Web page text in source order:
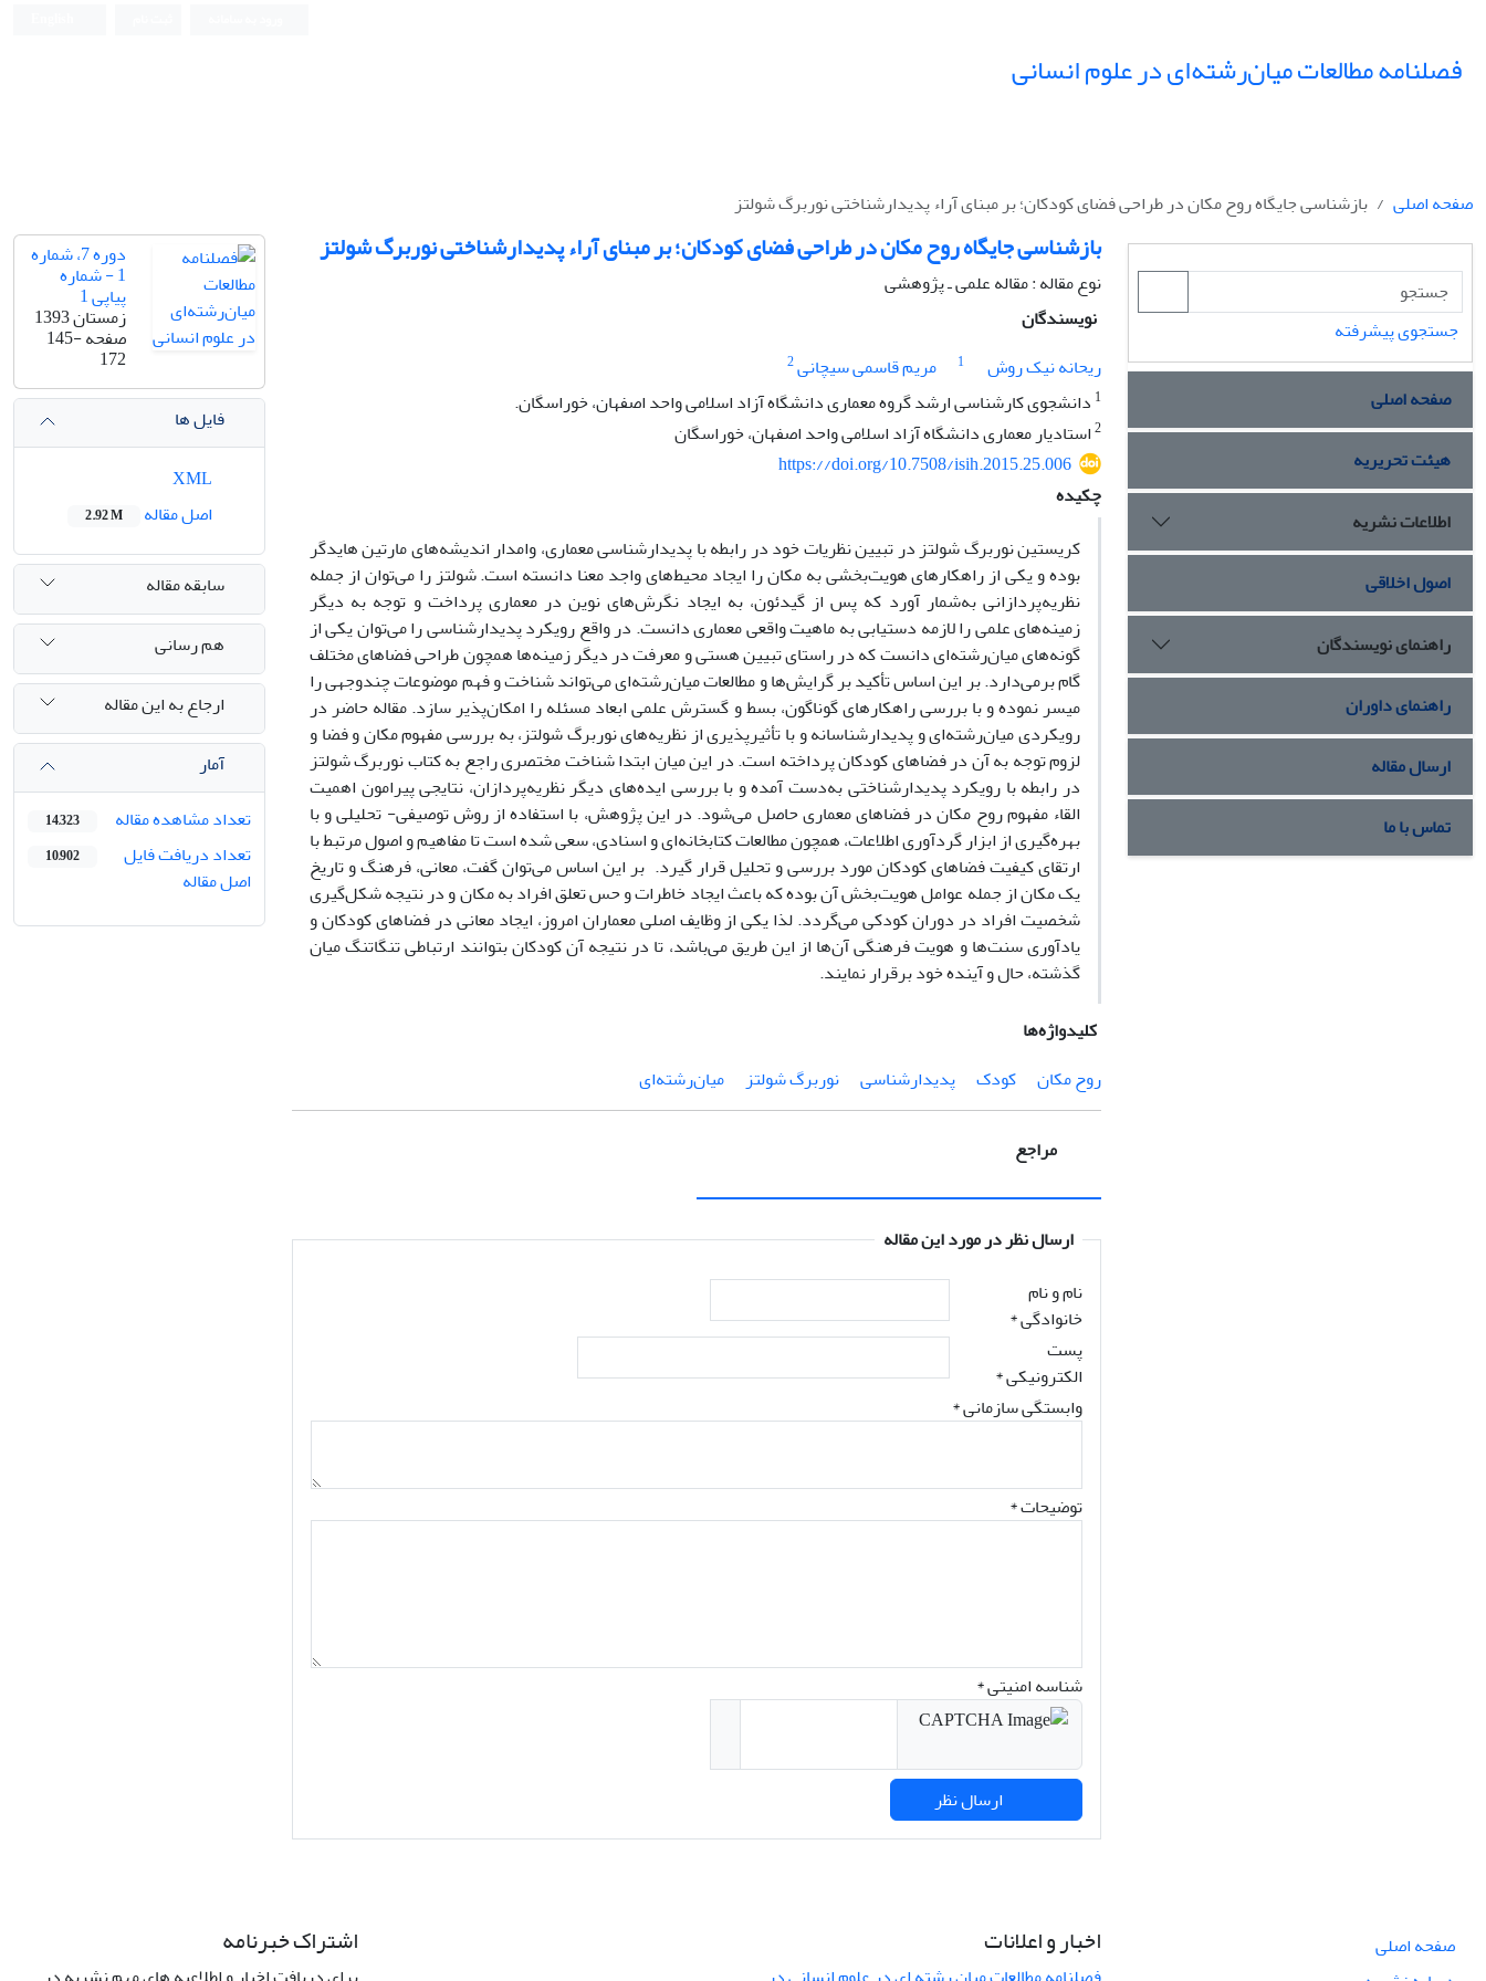
فصلنامه مطالعات میان‌رشته‌ای در علوم انسانی
صفحه اصلی بازشناسی جایگاه روح مکان در طراحی فضای کودکان؛ بر مبنای آراء پدیدارشناختی نوربرگ شولتز
بازشناسی جایگاه روح مکان در طراحی فضای کودکان؛ بر مبنای آراء پدیدارشناختی نوربرگ شولتز
نوع مقاله : مقاله علمی ـ پژوهشی
نویسندگان
ریحانه نیک روش
1 مریم قاسمی سیچانی2
1 دانشجوی کارشناسی ارشد گروه معماری دانشگاه آزاد اسلامی واحد اصفهان، خوراسگان.
2استادیار معماری دانشگاه آزاد اسلامی واحد اصفهان، خوراسگان
https://doi.org/10.7508/isih.2015.25.006
چکیده
کریستین نوربرگ شولتز در تبیین نظریات خود در رابطه با پدیدارشناسی معماری، وامدار اندیشه‌های مارتین هایدگر
بوده و یکی از راهکارهای هویت‌بخشی به مکان را ایجاد محیط‌های واجد معنا دانسته است. شولتز را می‌توان از جمله
نظریه‌پردازانی به‌شمار آورد که پس از گیدئون، به ایجاد نگرش‌های نوین در معماری پرداخت و توجه به دیگر
زمینه‌های علمی را لازمه دستیابی به ماهیت واقعی معماری دانست. در واقع رویکرد پدیدارشناسی را می‌توان یکی از
گونه‌های میان‌رشته‌ای دانست که در راستای تبیین هستی و معرفت در دیگر زمینه‌ها همچون طراحی فضاهای مختلف
گام برمی‌دارد. بر این اساس تأکید بر گرایش‌ها و مطالعات میان‌رشته‌ای می‌تواند شناخت و فهم موضوعات چندوجهی را
میسر نموده و با بررسی راهکارهای گوناگون، بسط و گسترش علمی ابعاد مسئله را امکان‌پذیر سازد. مقاله حاضر در
رویکردی میان‌رشته‌ای و پدیدارشناسانه و با تأثیرپذیری از نظریه‌های نوربرگ شولتز، به بررسی مفهوم مکان و فضا و
لزوم توجه به آن در فضاهای کودکان پرداخته است. در این میان ابتدا شناخت مختصری راجع به کتاب نوربرگ شولتز
در رابطه با رویکرد پدیدارشناختی به‌دست آمده و با بررسی ایده‌های دیگر نظریه‌پردازان، نتایجی پیرامون اهمیت
القاء مفهوم روح مکان در فضاهای معماری حاصل می‌شود. در این پژوهش، با استفاده از روش توصیفی- تحلیلی و با
بهره‌گیری از ابزار گردآوری اطلاعات، همچون مطالعات کتابخانه‌ای و اسنادی، سعی شده است تا مفاهیم و اصول مرتبط با
ارتقای کیفیت فضاهای کودکان مورد بررسی و تحلیل قرار گیرد. بر این اساس می‌توان گفت، معانی، فرهنگ و تاریخ
یک مکان از جمله عوامل هویت‌بخش آن بوده که باعث ایجاد خاطرات و حس تعلق افراد به مکان و در نتیجه شکل‌گیری
شخصیت افراد در دوران کودکی می‌گردد. لذا یکی از وظایف اصلی معماران امروز، ایجاد معانی در فضاهای کودکان و
یادآوری سنت‌ها و هویت فرهنگی آن‌ها از این طریق می‌باشد، تا در نتیجه آن کودکان بتوانند ارتباطی تنگاتنگ میان
گذشته، حال و آینده خود برقرار نمایند.
کلیدواژه‌ها
روح مکان
کودک پدیدارشناسی نوربرگ شولتز میان‌رشته‌ای
مراجع
ارسال نظر در مورد این مقاله
نام و نام
خانوادگی*
پست
الکترونیکی*
وابستگی سازمانی *
توضیحات *
شناسه امنیتی *
دوره 7، شماره
1 - شماره
پیاپی 1
زمستان 1393
صفحه145-
172
فایل ها
اصل مقاله
2.92 M
سابقه مقاله
هم رسانی
ارجاع به این مقاله
آمار
تعداد مشاهده مقاله
14,323
تعداد دریافت فایل
اصل مقاله
10,902
جستجوی پیشرفته
صفحه اصلی
هیئت تحریریه
اطلاعات نشریه
اصول اخلاقی
راهنمای نویسندگان
راهنمای داوران
ارسال مقاله
تماس با ما
صفحه اصلی
اخبار و اعلانات اشتراک خبرنامه